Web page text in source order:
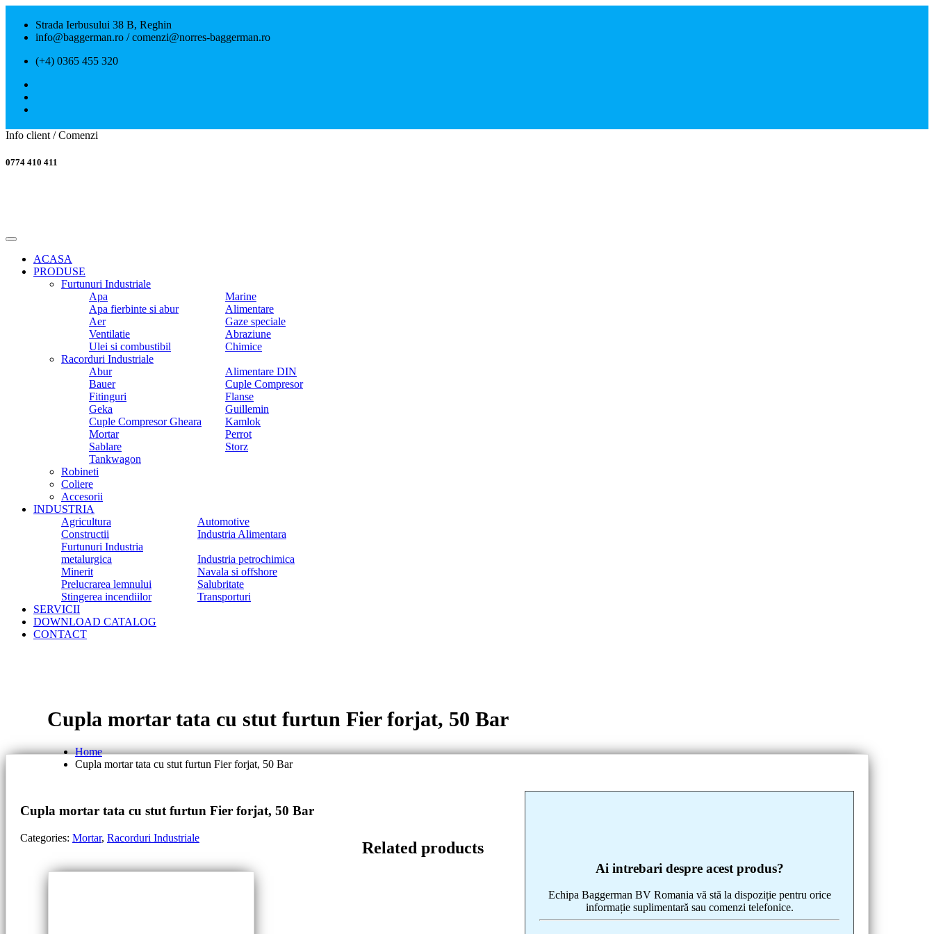
Strada Ierbusului 38 B, Reghin
info@baggerman.ro / comenzi@norres-baggerman.ro
(+4) 0365 455 320
Info client / Comenzi
0774 410 411
ACASA
PRODUSE
Furtunuri Industriale
Apa
Marine
Apa fierbinte si abur
Alimentare
Aer
Gaze speciale
Ventilatie
Abraziune
Ulei si combustibil
Chimice
Racorduri Industriale
Abur
Alimentare DIN
Bauer
Cuple Compresor
Fitinguri
Flanse
Geka
Guillemin
Cuple Compresor Gheara
Kamlok
Mortar
Perrot
Sablare
Storz
Tankwagon
Robineti
Coliere
Accesorii
INDUSTRIA
Agricultura
Automotive
Constructii
Industria Alimentara
Furtunuri Industria
metalurgica
Industria petrochimica
Minerit
Navala si offshore
Prelucrarea lemnului
Salubritate
Stingerea incendiilor
Transporturi
SERVICII
DOWNLOAD CATALOG
CONTACT
Cupla mortar tata cu stut furtun Fier forjat, 50 Bar
Home
Cupla mortar tata cu stut furtun Fier forjat, 50 Bar
Cupla mortar tata cu stut furtun Fier forjat, 50 Bar
Categories: Mortar, Racorduri Industriale
Ai intrebari despre acest produs?
Echipa Baggerman BV Romania vă stă la dispoziție pentru orice
informație suplimentară sau comenzi telefonice.
Related products